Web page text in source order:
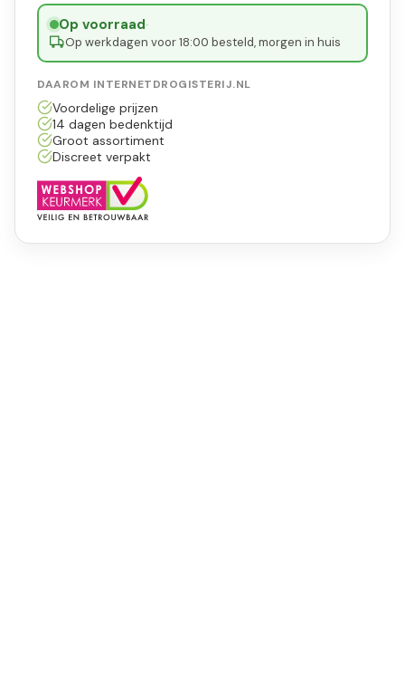
Op voorraad·
Op werkdagen voor 18:00 besteld, morgen in huis
DAAROM INTERNETDROGISTERIJ.NL
Voordelige prijzen
14 dagen bedenktijd
Groot assortiment
Discreet verpakt